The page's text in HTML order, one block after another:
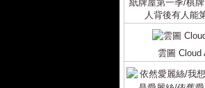
紙牌屋第一季/棋
人背後有人能
雲圖 Cloud